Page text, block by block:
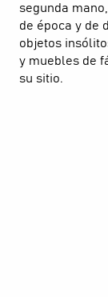
segunda
de época y de
objetos
y muebles de
su sitio.